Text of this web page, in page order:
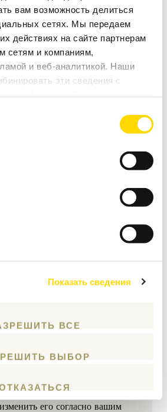
вам возможность делиться
сетях. Мы передаем
действиях на сайте партнерам
сетям и компаниям,
и веб-аналитикой. Наши
эти сведения с
Показать сведения
ВСЕ
ВЫБОР
готовый проект из коллекции
его согласно вашим